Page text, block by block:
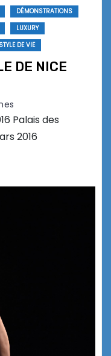
DÉMONSTRATIONS
LUXURY
STYLE DE VIE
DE NICE
Palais des
2016